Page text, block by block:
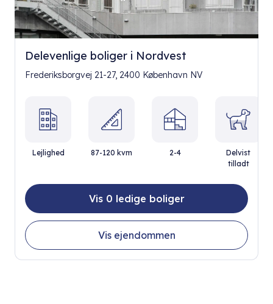
Delevenlige boliger i Nordvest
Frederiksborgvej 21-27, 2400 København NV
Lejlighed 87-120 kvm 2-4
Delvist
tilladt
Vis 0 ledige boliger
Vis ejendommen